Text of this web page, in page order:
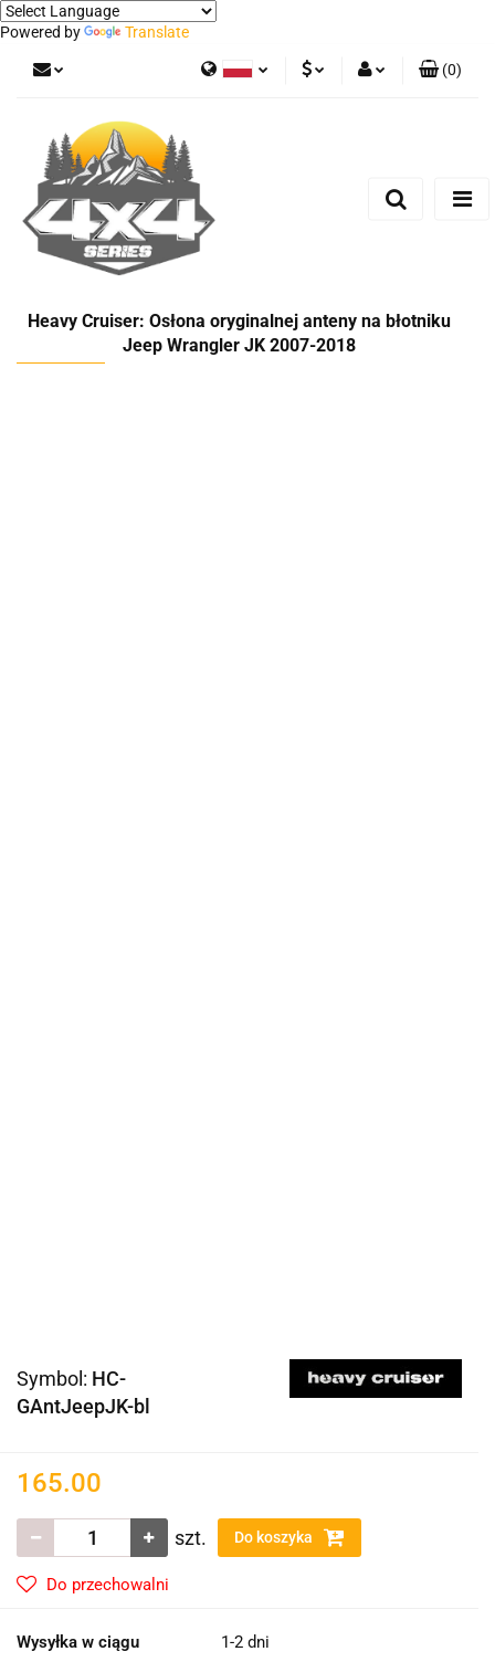
Powered by Translate
German
(0)
Heavy Cruiser: Osłona oryginalnej anteny na błotniku
Jeep Wrangler JK 2007-2018
Symbol: HC-
GAntJeepJK-bl
165.00
szt. Do koszyka
Do przechowalni
Wysyłka w ciągu 1-2 dni